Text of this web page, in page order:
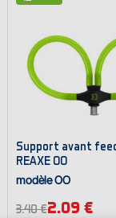
Support avant
REAXE OO
modèle OO
3.40 €2.09 €